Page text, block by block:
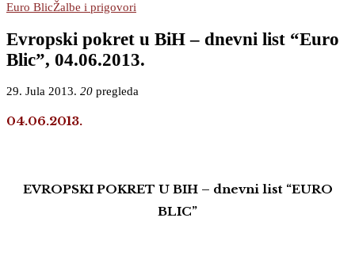
Euro BlicŽalbe i prigovori
Evropski pokret u BiH – dnevni list “Euro
Blic”, 04.06.2013.
29. Jula 2013. 20 pregleda
04.06.2013.
EVROPSKI POKRET U BIH – dnevni list “EURO
BLIC”